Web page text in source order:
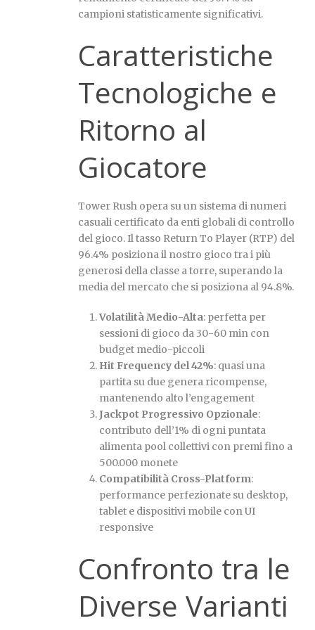
campioni statisticamente significativi.
Caratteristiche
Tecnologiche e
Ritorno al
Giocatore
Tower Rush opera su un sistema di numeri
casuali certificato da enti globali di controllo
del gioco. Il tasso Return To Player (RTP) del
96.4% posiziona il nostro gioco tra i più
generosi della classe a torre, superando la
media del mercato che si posiziona al 94.8%.
Volatilità Medio-Alta: perfetta per
sessioni di gioco da 30-60 min con
budget medio-piccoli
Hit Frequency del 42%: quasi una
partita su due genera ricompense,
mantenendo alto l’engagement
Jackpot Progressivo Opzionale:
contributo dell’1% di ogni puntata
alimenta pool collettivi con premi fino a
500.000 monete
Compatibilità Cross-Platform:
performance perfezionate su desktop,
tablet e dispositivi mobile con UI
responsive
Confronto tra le
Diverse Varianti